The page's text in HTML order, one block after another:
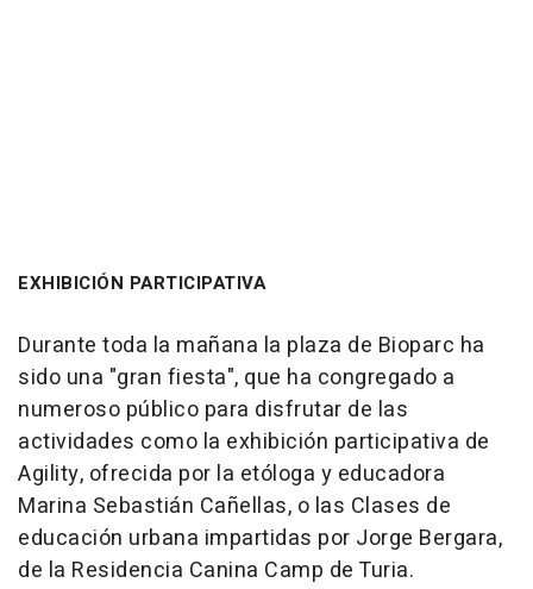
EXHIBICIÓN PARTICIPATIVA
Durante toda la mañana la plaza de Bioparc ha
sido una "gran fiesta", que ha congregado a
numeroso público para disfrutar de las
actividades como la exhibición participativa de
Agility, ofrecida por la etóloga y educadora
Marina Sebastián Cañellas, o las Clases de
educación urbana impartidas por Jorge Bergara,
de la Residencia Canina Camp de Turia.